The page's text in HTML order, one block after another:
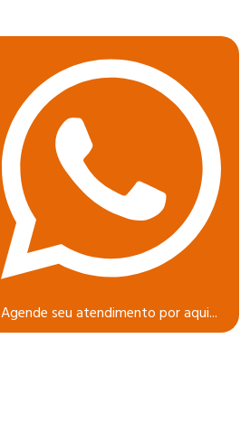
Agende seu atendimento por aqui...